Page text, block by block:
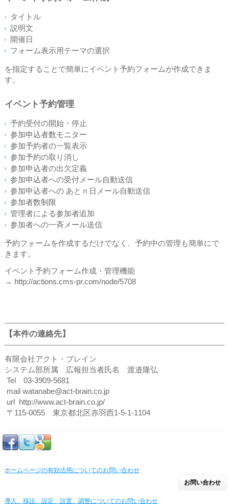
タイトル
説明文
開催日
フォーム表示用テーマの選択
を指定することで簡単にイベント予約フォームが作成できま
す。
イベント予約管理
予約受付の開始・停止
参加申込者数モニター
参加予約者の一覧表示
参加予約の取り消し
参加申込者の出欠定義
参加申込者への受付メール自動送信
参加申込者への あとｎ日メール自動送信
参加者数制限
管理者による参加者追加
参加者への一斉メール送信
予約フォームを作成するだけでなく、予約中の管理も簡単にで
きます。
イベント予約フォーム作成・管理機能
→ http://actions.cms-pr.com/node/5708
【本件の連絡先】
有限会社アクト・ブレイン
システム部所属 広報担当者氏名 渡邉隆弘
Tel 03-3909-5681
mail watanabe@act-brain.co.jp
url http://www.act-brain.co.jp/
〒115-0055 東京都北区赤羽西1-5-1-1104
ホームページの有効活用についてのお問い合わせ
お問い合わせ
導入、移設、設定、設置、調整についてのお問い合わせ